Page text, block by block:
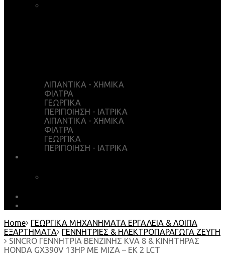
ΛΙΠΑΝΤΙΚΑ - ΧΗΜΙΚΑ
ΦΙΛΤΡΑ
ΓΕΩΡΓΙΚΑ
ΠΕΡΙΠΟΙΗΣΗ - ΙΑΤΡΙΚΑ
ΛΙΠΑΝΤΙΚΑ - ΧΗΜΙΚΑ
ΦΙΛΤΡΑ
ΓΕΩΡΓΙΚΑ
ΠΕΡΙΠΟΙΗΣΗ - ΙΑΤΡΙΚΑ
Home
ΓΕΩΡΓΙΚΑ ΜΗΧΑΝΗΜΑΤΑ ΕΡΓΑΛΕΙΑ & ΛΟΙΠΑ
ΕΞΑΡΤΗΜΑΤΑ
ΓΕΝΝΗΤΡΙΕΣ & ΗΛΕΚΤΡΟΠΑΡΑΓΩΓΑ ΖΕΥΓΗ
SINCRO ΓΕΝΝΗΤΡΙΑ ΒΕΝΖΙΝΗΣ KVA 8 & ΚΙΝΗΤΗΡΑΣ
HONDA GX390V 13HP ΜΕ ΜΙΖΑ – EK 2 LCT